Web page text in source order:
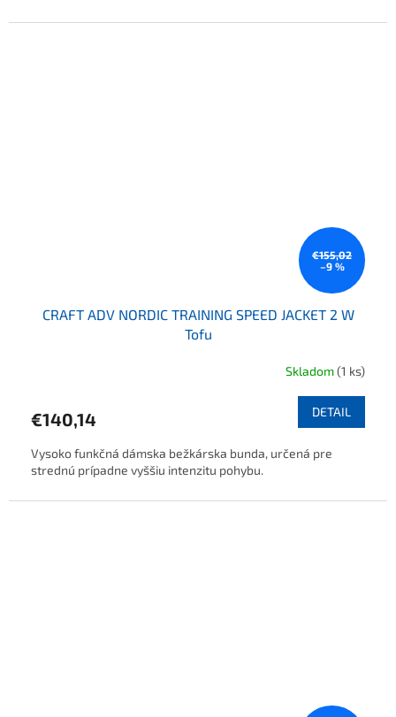
€155,02
–9 %
CRAFT ADV NORDIC TRAINING SPEED JACKET 2 W
Tofu
Skladom(1 ks)
€140,14 DETAIL
Vysoko funkčná dámska bežkárska bunda, určená pre
strednú prípadne vyššiu intenzitu pohybu.